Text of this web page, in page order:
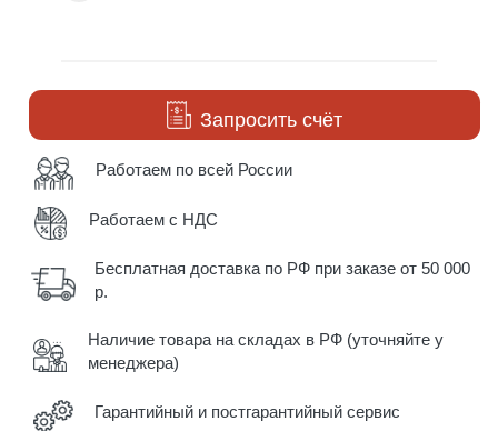
Запросить счёт
Работаем по всей России
Работаем с НДС
Бесплатная доставка по РФ при заказе от 50 000
р.
Наличие товара на складах в РФ (уточняйте у
менеджера)
Гарантийный и постгарантийный сервис